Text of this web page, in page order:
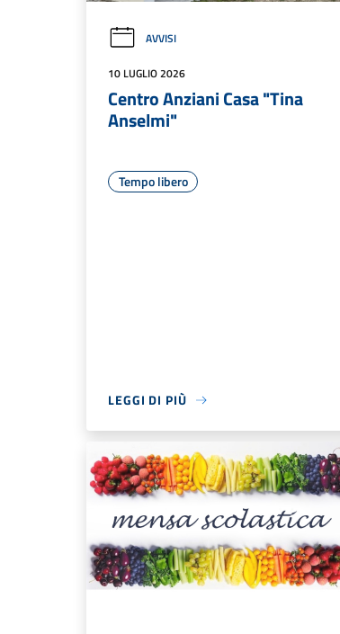
AVVISI
10 LUGLIO 2026
Centro Anziani Casa "Tina
Anselmi"
Tempo libero
LEGGI DI PIÙ